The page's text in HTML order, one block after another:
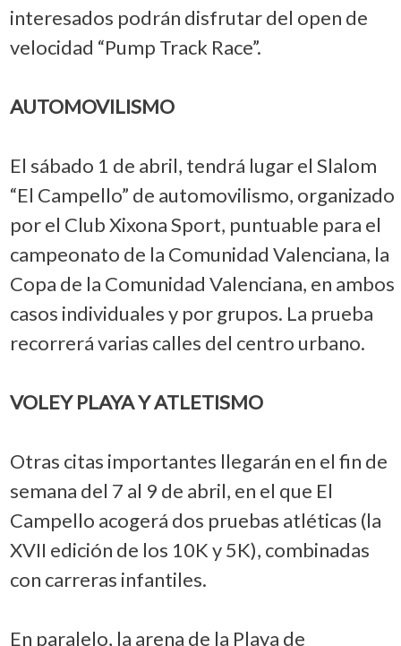
interesados podrán disfrutar del open de
velocidad “Pump Track Race”.
AUTOMOVILISMO
El sábado 1 de abril, tendrá lugar el Slalom
“El Campello” de automovilismo, organizado
por el Club Xixona Sport, puntuable para el
campeonato de la Comunidad Valenciana, la
Copa de la Comunidad Valenciana, en ambos
casos individuales y por grupos. La prueba
recorrerá varias calles del centro urbano.
VOLEY PLAYA Y ATLETISMO
Otras citas importantes llegarán en el fin de
semana del 7 al 9 de abril, en el que El
Campello acogerá dos pruebas atléticas (la
XVII edición de los 10K y 5K), combinadas
con carreras infantiles.
En paralelo, la arena de la Playa de